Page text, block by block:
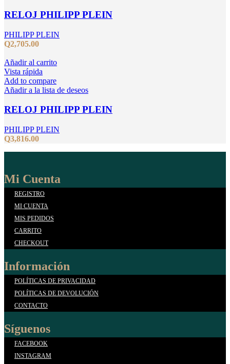
RELOJ PHILIPP PLEIN
PHILIPP PLEIN
Q2,705.00
Añadir al carrito
Vista rápida
Add to compare
Añadir a la lista de deseos
RELOJ PHILIPP PLEIN
PHILIPP PLEIN
Q3,816.00
Mi Cuenta
REGISTRO
MI CUENTA
MIS PEDIDOS
CARRITO
CHECKOUT
Información
POLÍTICAS DE PRIVACIDAD
POLÍTICAS DE DEVOLUCIÓN
CONTACTO
Síguenos
FACEBOOK
INSTAGRAM